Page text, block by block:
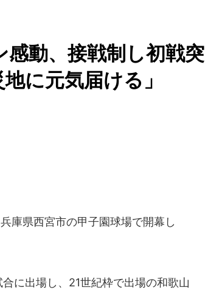
感動、接戦制し初戦突
に元気届ける」
庫県西宮市の甲子園球場で開幕し
に出場し、21世紀枠で出場の和歌山